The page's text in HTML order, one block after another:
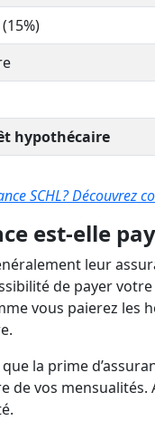
hypothécaire
SCHL? Découvrez
est-elle
leur
de payer
vous paierez les
la prime
de vos mensualités.